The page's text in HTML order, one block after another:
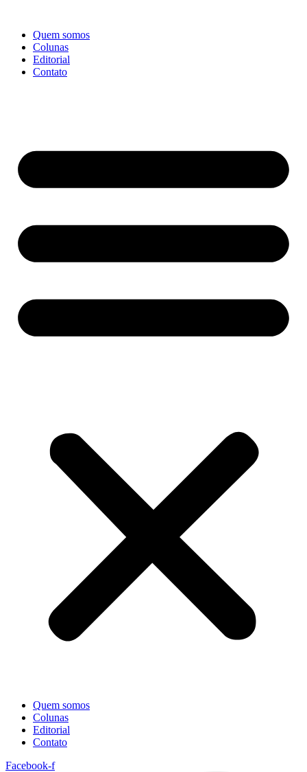
conteúdo
Quem somos
Colunas
Editorial
Contato
Quem somos
Colunas
Editorial
Contato
Facebook-f